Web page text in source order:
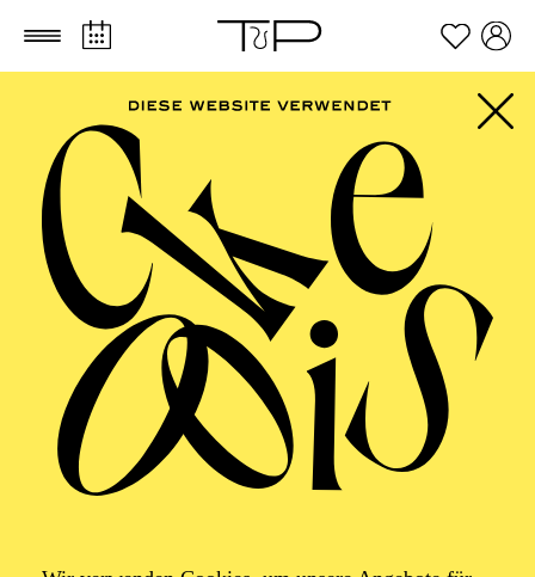
Zum Hauptinhalt springen Zum Footer springen
FILTER
Dramma giocoso in zwei Akten von Gioacchino Rossini
57,00 42,00
Abo 9: Sonntag
MÄRZ 2027
PHILHARMONIE ESSEN
Montag
01.03.2027